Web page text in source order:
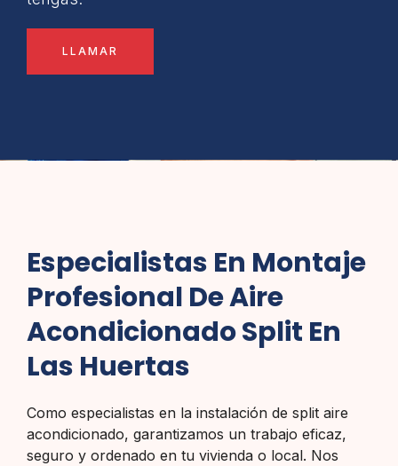
LLAMAR
Especialistas En Montaje
Profesional De Aire
Acondicionado Split En
Las Huertas
Como especialistas en la instalación de split aire
acondicionado, garantizamos un trabajo eficaz,
seguro y ordenado en tu vivienda o local. Nos